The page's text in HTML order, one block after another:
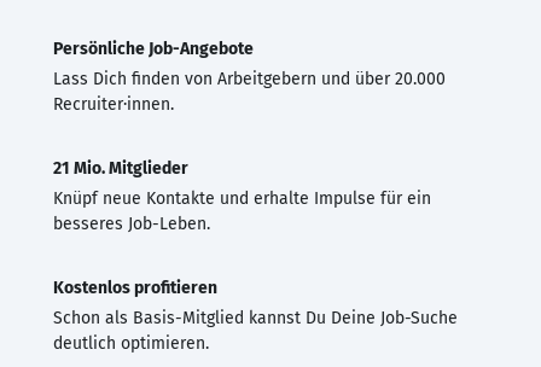
Persönliche Job-Angebote
Lass Dich finden von Arbeitgebern und über 20.000
Recruiter·innen.
21 Mio. Mitglieder
Knüpf neue Kontakte und erhalte Impulse für ein
besseres Job-Leben.
Kostenlos profitieren
Schon als Basis-Mitglied kannst Du Deine Job-Suche
deutlich optimieren.